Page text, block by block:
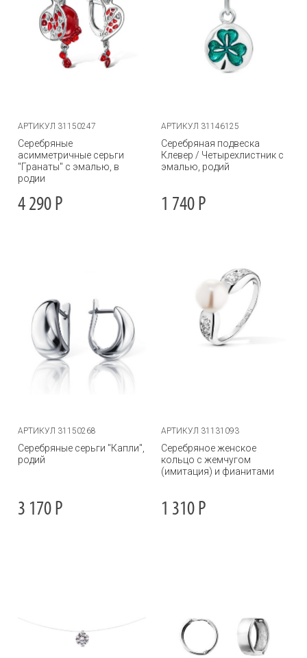
АРТИКУЛ 31150247
Серебряные
асимметричные серьги
"Гранаты" с эмалью, в
родии
4 290 Р
АРТИКУЛ 31146125
Серебряная подвеска
Клевер / Четырехлистник с
эмалью, родий
1 740 Р
АРТИКУЛ 31150268
Серебряные серьги "Капли",
родий
3 170 Р
АРТИКУЛ 31131093
Серебряное женское
кольцо с жемчугом
(имитация) и фианитами
1 310 Р